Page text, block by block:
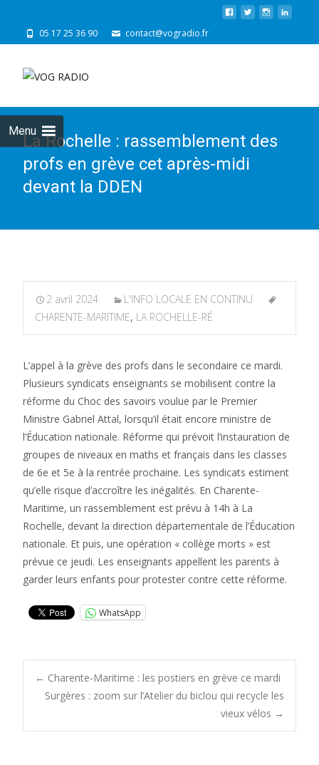
05 17 25 36 90 contact@vogradio.fr
Menu
La Rochelle : rassemblement des
profs en grève cet après-midi
devant la DDEN
2 avril 2024
L'INFO LOCALE EN CONTINU
CHARENTE-MARITIME, LA ROCHELLE-RÉ
L’appel à la grève des profs dans le secondaire ce mardi.
Plusieurs syndicats enseignants se mobilisent contre la
réforme du Choc des savoirs voulue par le Premier
Ministre Gabriel Attal, lorsqu’il était encore ministre de
l’Éducation nationale. Réforme qui prévoit l’instauration de
groupes de niveaux en maths et français dans les classes
de 6e et 5e à la rentrée prochaine. Les syndicats estiment
qu’elle risque d’accroître les inégalités. En Charente-
Maritime, un rassemblement est prévu à 14h à La
Rochelle, devant la direction départementale de l’Éducation
nationale. Et puis, une opération « collège morts » est
prévue ce jeudi. Les enseignants appellent les parents à
garder leurs enfants pour protester contre cette réforme.
WhatsApp
Post
navigation
← Charente-Maritime : les postiers en grève ce mardi
Surgères : zoom sur l’Atelier du biclou qui recycle les
vieux vélos →